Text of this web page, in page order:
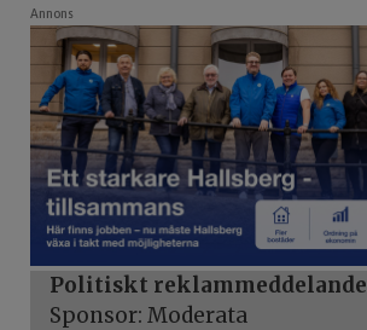
Annons
Politiskt reklammeddelande
Sponsor: Moderata